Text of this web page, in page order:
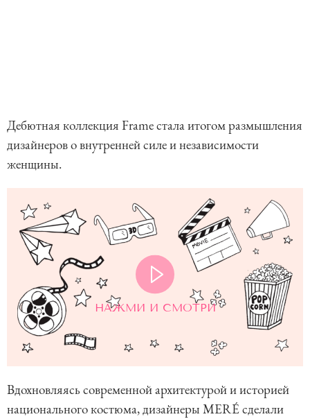
Дебютная коллекция Frame стала итогом размышления
дизайнеров о внутренней силе и независимости
женщины.
НАЖМИ И СМОТРИ
Вдохновляясь современной архитектурой и историей
национального костюма, дизайнеры MERÉ сделали